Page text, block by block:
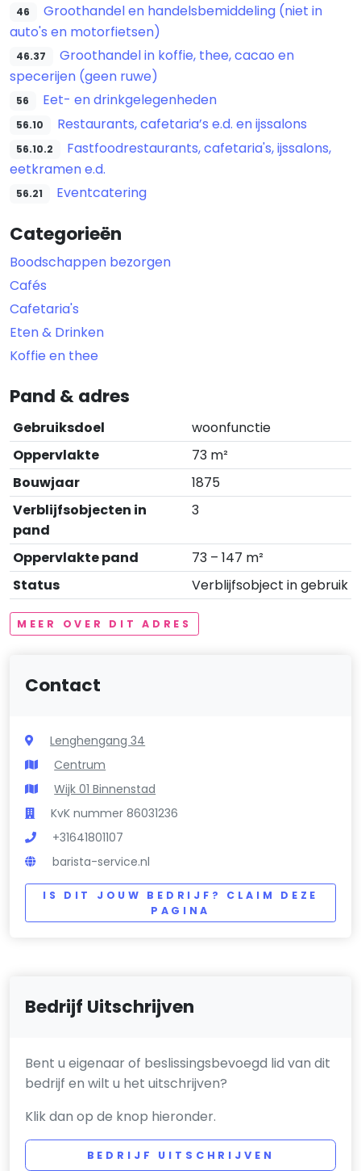
46
Groothandel en handelsbemiddeling (niet in
auto's en motorfietsen)
46.37
Groothandel in koffie, thee, cacao en
specerijen (geen ruwe)
56 Eet- en drinkgelegenheden
56.10 Restaurants, cafetaria’s e.d. en ijssalons
56.10.2
Fastfoodrestaurants, cafetaria's, ijssalons,
eetkramen e.d.
56.21 Eventcatering
Categorieën
Boodschappen bezorgen
Cafés
Cafetaria's
Eten & Drinken
Koffie en thee
Pand & adres
Gebruiksdoel
woonfunctie
Oppervlakte
73 m²
Bouwjaar
1875
Verblijfsobjecten in
pand
3
Oppervlakte pand
73 – 147 m²
Status
Verblijfsobject in gebruik
MEER OVER DIT ADRES
Contact
Lenghengang 34
Centrum
Wijk 01 Binnenstad
KvK nummer 86031236
+31641801107
barista-service.nl
IS DIT JOUW BEDRIJF? CLAIM DEZE
PAGINA
Bedrijf Uitschrijven
Bent u eigenaar of beslissingsbevoegd lid van dit
bedrijf en wilt u het uitschrijven?
Klik dan op de knop hieronder.
BEDRIJF UITSCHRIJVEN